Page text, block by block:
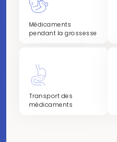
Médicaments
pendant la grossesse
Transport des
médicaments